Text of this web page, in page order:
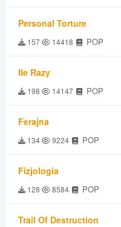
Personal Torture
157 14418 POP
Ile Razy
198 14147 POP
Ferajna
134 9224 POP
Fizjologia
128 8584 POP
Trail Of Destruction